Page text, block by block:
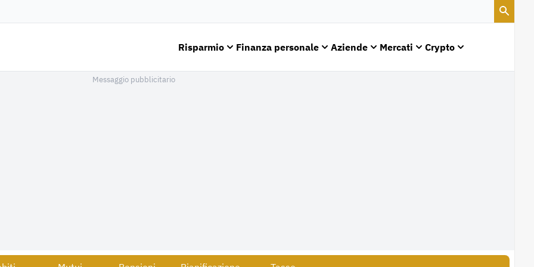
Risparmio Finanza personale Aziende Mercati Crypto
Messaggio pubblicitario